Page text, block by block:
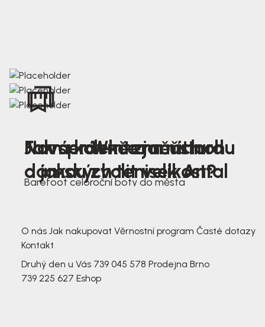
Nová kolekce jarních
dámských tenisek Antal
Jak správně změřit nohu
a jakou zvolit velikost?
Farmer Winter mustard
Barefoot celoroční boty do města
O nás Jak nakupovat Věrnostní program Časté dotazy
Kontakt
Druhý den u Vás 739 045 578 Prodejna Brno
739 225 627 Eshop